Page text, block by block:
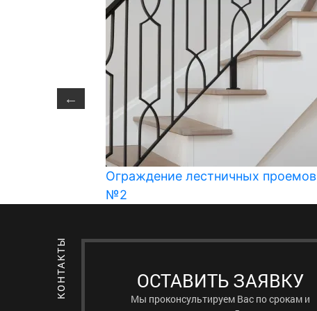
Ограждение лестничных проемов
№2
ОСТАВИТЬ ЗАЯВКУ
Мы проконсультируем Вас по срокам и